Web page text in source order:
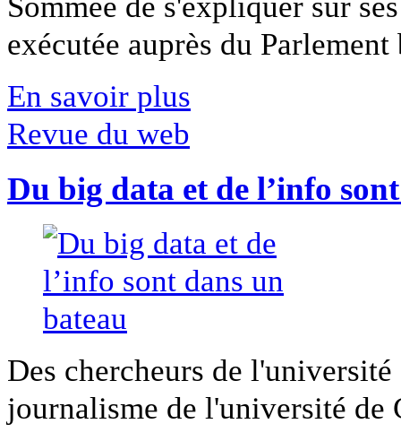
exécutée auprès du
En savoir plus
Revue du web
Du big data et de l’info
Des chercheurs de
journalisme de l'université